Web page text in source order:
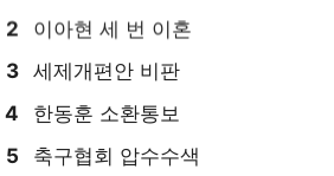
2 이아현 세 번 이혼
3 세제개편안 비판
4 한동훈 소환통보
5 축구협회 압수수색